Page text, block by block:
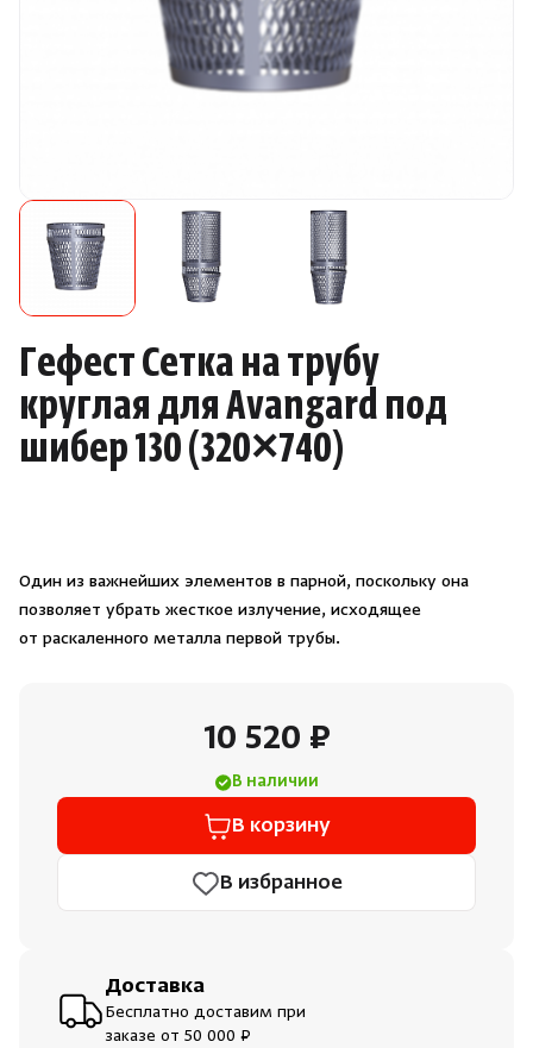
Камни для печей
Запчасти
Отопление
Для хаммама
Аксессуары для печей
Гефест Сетка на трубу
круглая для Avangard под
шибер 130(320×740)
Один из важнейших элементов в парной, поскольку она
позволяет убрать жесткое излучение, исходящее
от раскаленного металла первой трубы.
10 520 ₽
В наличии
В корзину
В избранное
Доставка
Бесплатно доставим при
заказе от 50 000 ₽